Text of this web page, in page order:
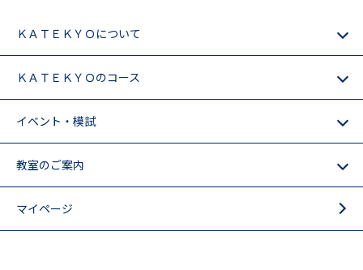
ＫＡＴＥＫＹＯについて
ＫＡＴＥＫＹＯのコース
イベント・模試
教室のご案内
マイページ